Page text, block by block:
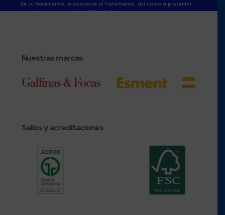
Nuestras marcas
Sellos y acreditaciones